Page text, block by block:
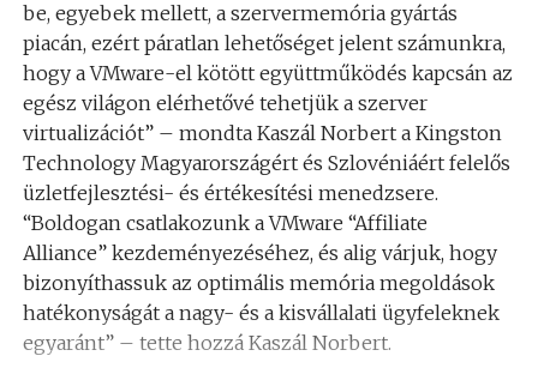
be, egyebek mellett, a szervermemória gyártás
piacán, ezért páratlan lehetőséget jelent számunkra,
hogy a VMware-el kötött együttműködés kapcsán az
egész világon elérhetővé tehetjük a szerver
virtualizációt” – mondta Kaszál Norbert a Kingston
Technology Magyarországért és Szlovéniáért felelős
üzletfejlesztési- és értékesítési menedzsere.
“Boldogan csatlakozunk a VMware “Affiliate
Alliance” kezdeményezéséhez, és alig várjuk, hogy
bizonyíthassuk az optimális memória megoldások
hatékonyságát a nagy- és a kisvállalati ügyfeleknek
egyaránt” – tette hozzá Kaszál Norbert.